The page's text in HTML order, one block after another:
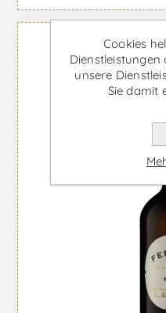
Cookies
Dienstleistungen
unsere
Sie damit